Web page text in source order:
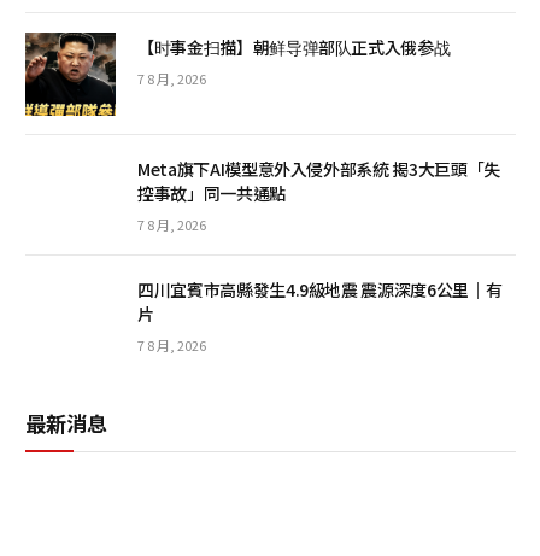
【时事金扫描】朝鲜导弹部队正式入俄参战
7 8 月, 2026
Meta旗下AI模型意外入侵外部系統 揭3大巨頭「失
控事故」同一共通點
7 8 月, 2026
四川宜賓市高縣發生4.9級地震 震源深度6公里｜有
片
7 8 月, 2026
最新消息